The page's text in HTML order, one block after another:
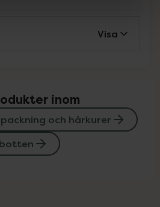
Visa
inom
och hårkurer